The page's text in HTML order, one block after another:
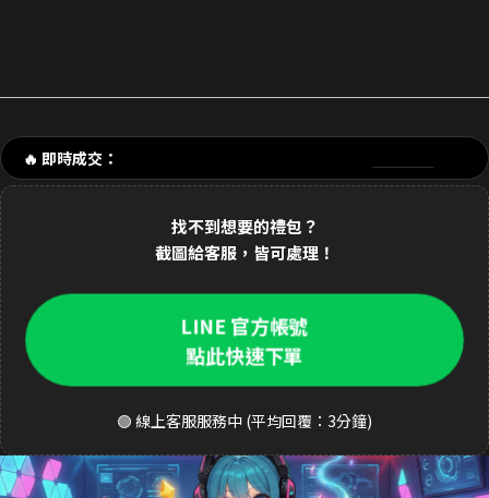
🔥 即時成交：
2分鐘前 Dav**d 購買了 3290元 至尊禮包
3分鐘前 k**ty 購買了 33元 銅板禮包 交易成功
4分鐘前 張**凱 購買了 490元 週禮包
6分鐘前 a**123 購買了 3290元 禮包
8分鐘前 S**ea 購買了 3290元 禮包 交易成功
找不到想要的禮包？
截圖給客服，皆可處理！
LINE 官方帳號
點此快速下單
🟢 線上客服服務中 (平均回覆：3分鐘)